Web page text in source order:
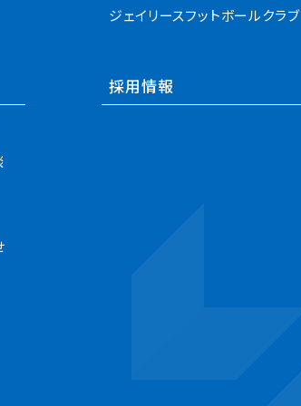
ジェイリースフットボールクラブ
採用情報